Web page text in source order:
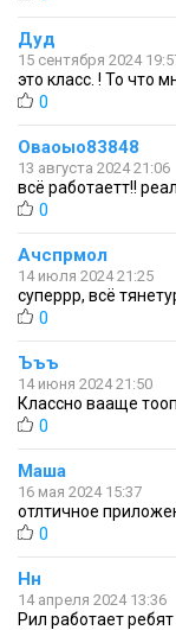
Дуд
15 сентября 2024
это класс. ! То что
0
Оваоыо83848
13 августа 2024 21:06
всё работаетт!!
0
Ачспрмол
14 июля 2024 21:25
суперрр, всё
0
Ъъъ
14 июня 2024 21:50
Классно вааще
0
Маша
16 мая 2024 15:37
отлтичное
0
Нн
14 апреля 2024 13:36
Рил работает ребят